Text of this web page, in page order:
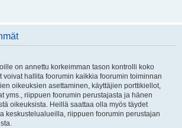
on annettu korkeimman tason kontrolli koko
voivat hallita foorumin kaikkia foorumin toiminnan
oikeuksien asettaminen, käyttäjien porttikiellot,
yms., riippuen foorumin perustajasta ja hänen
oikeuksista. Heillä saattaa olla myös täydet
keskustelualueilla, riippuen foorumin perustajan